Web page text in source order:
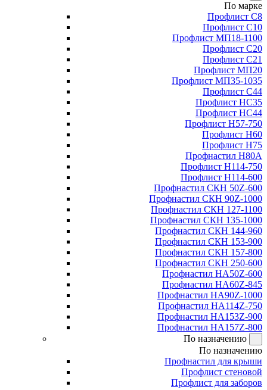
По марке
Профлист С8
Профлист С10
Профлист МП18-1100
Профлист С20
Профлист С21
Профлист МП20
Профлист МП35-1035
Профлист С44
Профлист НС35
Профлист НС44
Профлист Н57-750
Профлист Н60
Профлист Н75
Профнастил Н80А
Профлист Н114-750
Профлист Н114-600
Профнастил СКН 50Z-600
Профнастил СКН 90Z-1000
Профнастил СКН 127-1100
Профнастил СКН 135-1000
Профнастил СКН 144-960
Профнастил СКН 153-900
Профнастил СКН 157-800
Профнастил СКН 250-600
Профнастил НА50Z-600
Профнастил НА60Z-845
Профнастил НА90Z-1000
Профнастил НА114Z-750
Профнастил НА153Z-900
Профнастил НА157Z-800
По назначению
По назначению
Профнастил для крыши
Профлист стеновой
Профлист для заборов